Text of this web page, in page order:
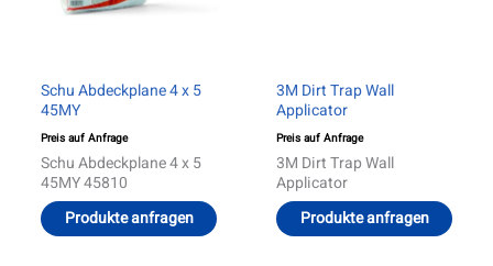
Schu Abdeckplane 4 x 5
45MY
Preis auf Anfrage
Schu Abdeckplane 4 x 5
45MY 45810
Produkte anfragen
3M Dirt Trap Wall
Applicator
Preis auf Anfrage
3M Dirt Trap Wall
Applicator
Produkte anfragen